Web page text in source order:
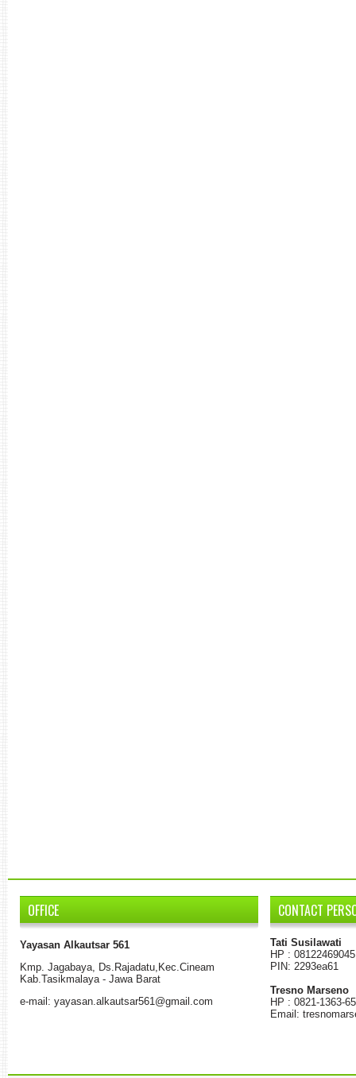
OFFICE
Yayasan Alkautsar 561
Kmp. Jagabaya Ds. Rajadatu Kec.Cineam
Kab Tasikmalaya - Jawa Barat
e-mail: yayasan.alkautsar561@gmail.com
CONTACT
Tati Susilawati
HP : 08122469045
PIN: 2293ea61
Tresno Marseno
HP : 0821-1363-
Email: